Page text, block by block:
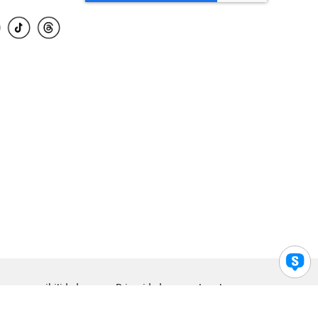
accesibilidad Privacidad Legal